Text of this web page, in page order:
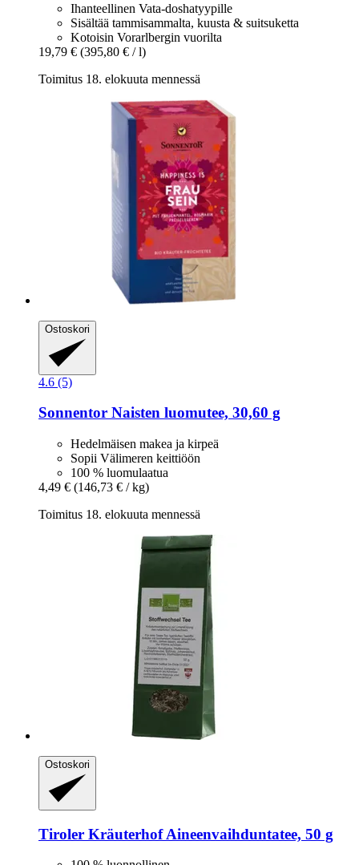
Ihanteellinen Vata-doshatyypille
Sisältää tammisammalta, kuusta & suitsuketta
Kotoisin Vorarlbergin vuorilta
19,79 € (395,80 € / l)
Toimitus 18. elokuuta mennessä
Ostoskori
4.6 (5)
Sonnentor Naisten luomutee, 30,60 g
Hedelmäisen makea ja kirpeä
Sopii Välimeren keittiöön
100 % luomulaatua
4,49 € (146,73 € / kg)
Toimitus 18. elokuuta mennessä
Ostoskori
Tiroler KräuterhofAineenvaihduntatee, 50 g